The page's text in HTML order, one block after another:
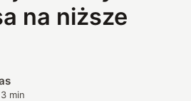
na niższe
3 min